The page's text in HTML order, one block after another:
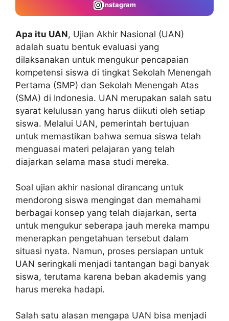
Instagram
Apa itu UAN, Ujian Akhir Nasional (UAN)
adalah suatu bentuk evaluasi yang
dilaksanakan untuk mengukur pencapaian
kompetensi siswa di tingkat Sekolah Menengah
Pertama (SMP) dan Sekolah Menengah Atas
(SMA) di Indonesia. UAN merupakan salah satu
syarat kelulusan yang harus diikuti oleh setiap
siswa. Melalui UAN, pemerintah bertujuan
untuk memastikan bahwa semua siswa telah
menguasai materi pelajaran yang telah
diajarkan selama masa studi mereka.
Soal ujian akhir nasional dirancang untuk
mendorong siswa mengingat dan memahami
berbagai konsep yang telah diajarkan, serta
untuk mengukur seberapa jauh mereka mampu
menerapkan pengetahuan tersebut dalam
situasi nyata. Namun, proses persiapan untuk
UAN seringkali menjadi tantangan bagi banyak
siswa, terutama karena beban akademis yang
harus mereka hadapi.
Salah satu alasan mengapa UAN bisa menjadi